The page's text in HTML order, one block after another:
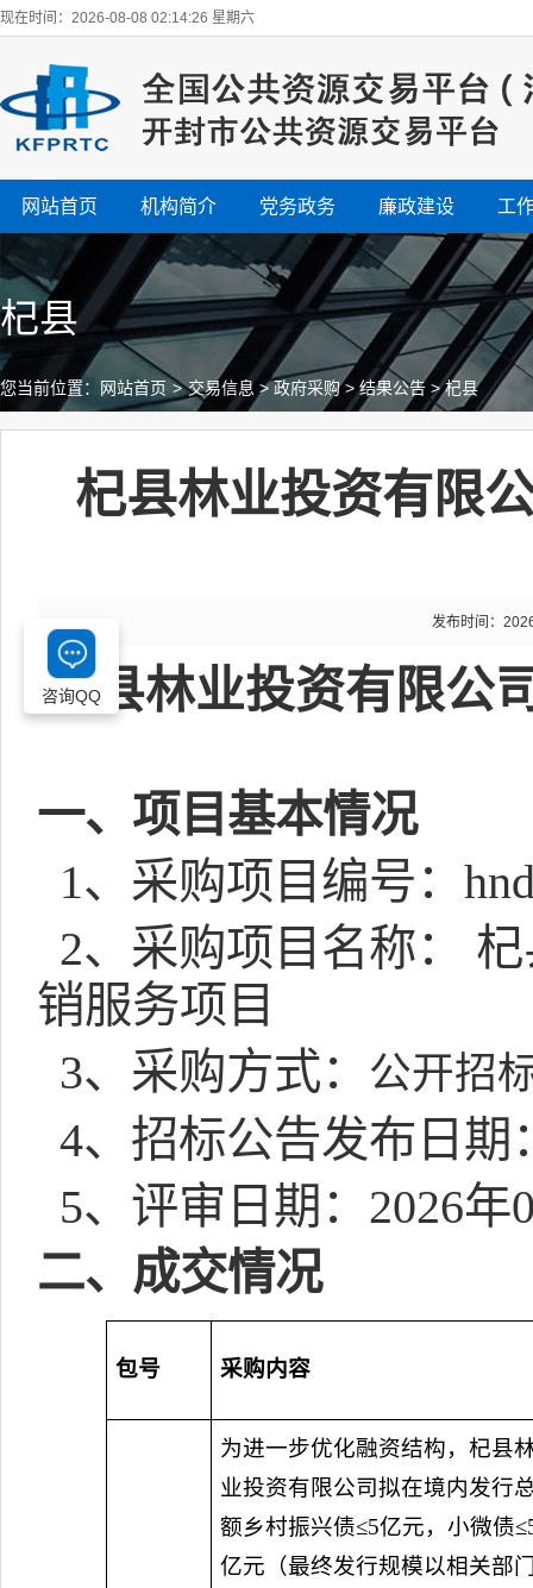
现在时间：2026-08-08 02:14:26 星期六
网站首页 机构简介 党务政务 廉政建设 工
杞县
您当前位置： 网站首页 > 交易信息 >政府采购>结果公告 >杞县
杞县林业投资有限
发布时间：
杞县林业投资有限公
一、项目基本情况
1、采购项目编号：
2、采购项目名称：
销服务项目
3、采购方式： 公开招
4、招标公告发布日期
5、评审日期： 2026年
二、成交情况
包号 采购内容
为进一步优化融资结构，杞县
业投资有限公司拟在境内发行
额乡村振兴债≤5亿元，小微债≤
亿元（最终发行规模以相关部
咨询QQ